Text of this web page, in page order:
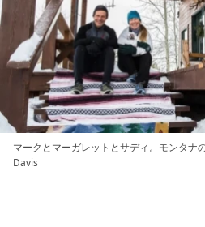
マークとマーガレットとサディ。モンタナ
Davis